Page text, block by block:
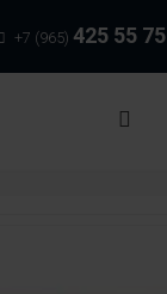
+7 (965) 425 55 75